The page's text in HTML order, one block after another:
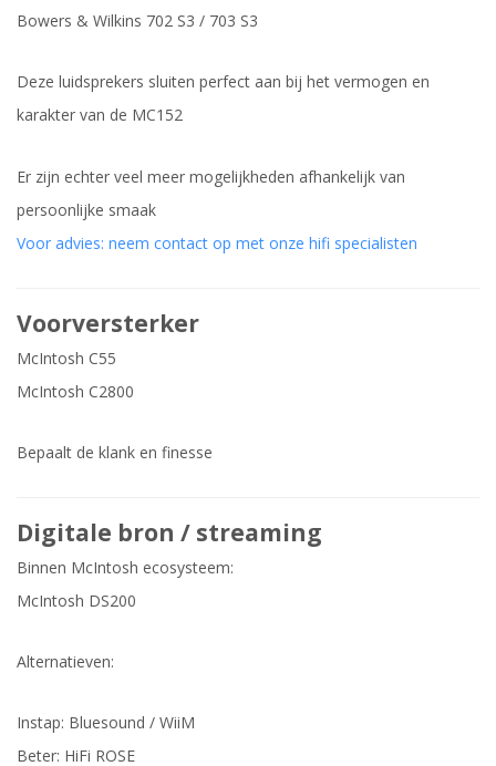
Bowers & Wilkins 702 S3 / 703 S3
Deze luidsprekers sluiten perfect aan bij het vermogen en
karakter van de MC152
Er zijn echter veel meer mogelijkheden afhankelijk van
persoonlijke smaak
Voor advies: neem contact op met onze hifi specialisten
Voorversterker
McIntosh C55
McIntosh C2800
Bepaalt de klank en finesse
Digitale bron / streaming
Binnen McIntosh ecosysteem:
McIntosh DS200
Alternatieven:
Instap: Bluesound / WiiM
Beter: HiFi ROSE